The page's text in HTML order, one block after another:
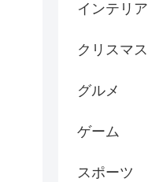
インテリア
クリスマス
グルメ
ゲーム
スポーツ